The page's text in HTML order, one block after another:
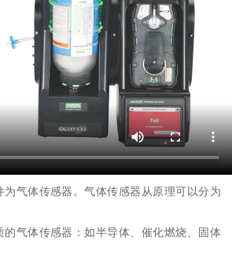
气体传感器。气体传感器从原理可以分为
的气体传感器：如半导体、催化燃烧、固体